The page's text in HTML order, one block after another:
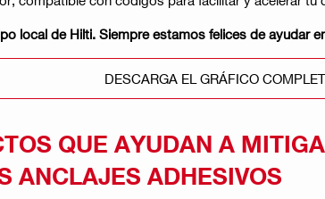
local de Hilti. Siempre estamos felices de ayudar
DESCARGA EL GRÁFICO
QUE AYUDAN A
ANCLAJES ADHESIVOS